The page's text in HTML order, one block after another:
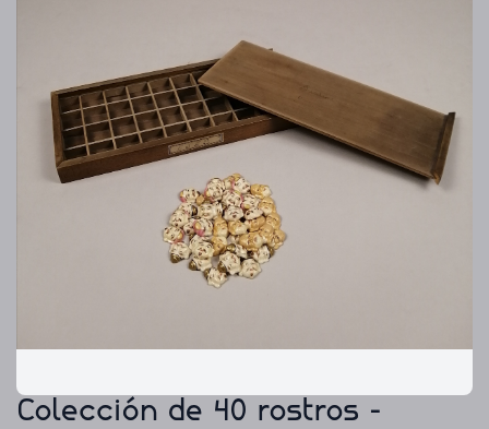
Colección de 40 rostros -